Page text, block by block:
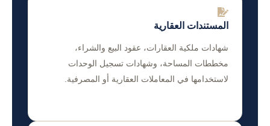
المستندات العقارية
شهادات ملكية العقارات، عقود البيع والشراء،
مخططات المساحة، وشهادات تسجيل الوحدات
لاستخدامها في المعاملات العقارية أو المصرفية.